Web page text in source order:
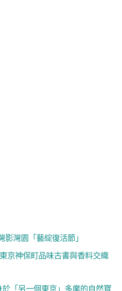
灣園「藝綻復活節」
京神保町品味古書與香料交織
「另一個東京」多摩的自然寶